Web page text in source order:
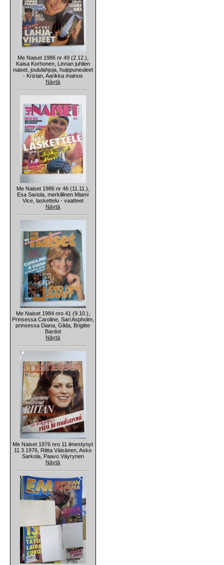
Me Naiset 1986 nr 49 (2.12.),
Kaisa Korhonen, Linnan juhlien
naiset, joululahjoja, huippuneuleet
- Krizian, Aarikka mainos
Näytä
Me Naiset 1986 nr 46 (11.11.),
Esa Sariola, merkillinen Miami
Vice, laskettelu - vaatteet
Näytä
Me Naiset 1984 nro 41 (9.10.),
Prinsessa Caroline, Sari Aspholm,
prinsessa Diana, Gilda, Brigitte
Bardot
Näytä
Me Naiset 1976 nro 11 ilmestynyt
11.3.1976, Riitta Väisänen, Asko
Sarkola, Paavo Väyrynen
Näytä